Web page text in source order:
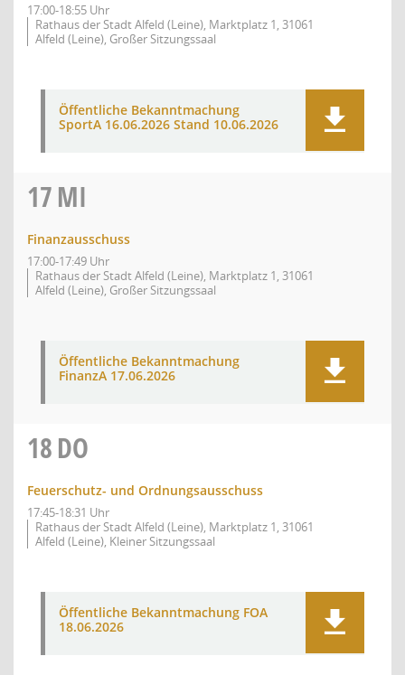
17:00-18:55 Uhr
Rathaus der Stadt Alfeld (Leine), Marktplatz 1, 31061
Alfeld (Leine), Großer Sitzungssaal
Öffentliche Bekanntmachung
SportA 16.06.2026 Stand 10.06.2026
17MI
Finanzausschuss
17:00-17:49 Uhr
Rathaus der Stadt Alfeld (Leine), Marktplatz 1, 31061
Alfeld (Leine), Großer Sitzungssaal
Öffentliche Bekanntmachung
FinanzA 17.06.2026
18DO
Feuerschutz- und Ordnungsausschuss
17:45-18:31 Uhr
Rathaus der Stadt Alfeld (Leine), Marktplatz 1, 31061
Alfeld (Leine), Kleiner Sitzungssaal
Öffentliche Bekanntmachung FOA
18.06.2026